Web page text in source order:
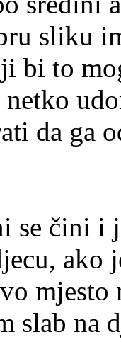
sliku
bi to
da ga
se čini i
ako
slab na